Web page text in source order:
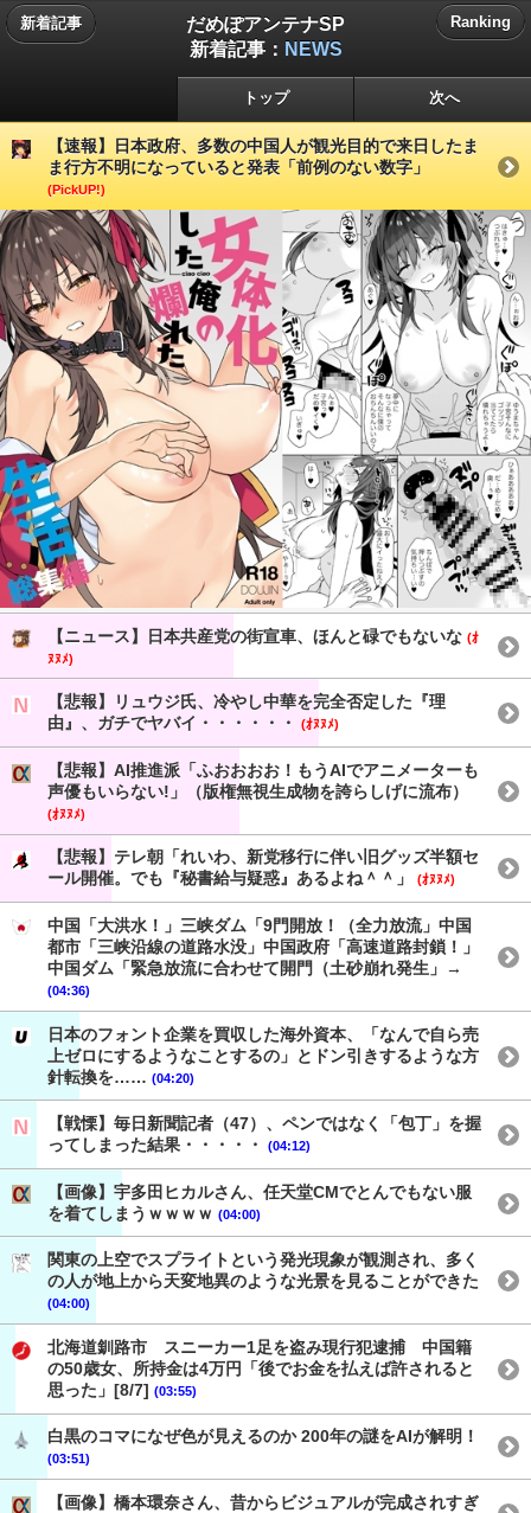
新着記事
だめぽアンテナSP
新着記事： NEWS
Ranking
トップ 次へ
【速報】日本政府、多数の中国人が観光目的で来日したま
ま行方不明になっていると発表「前例のない数字」
(PickUP!)
【ニュース】日本共産党の街宣車、ほんと碌でもないな (ｵ
ﾇﾇﾒ)
【悲報】リュウジ氏、冷やし中華を完全否定した『理
由』、ガチでヤバイ・・・・・・
(ｵﾇﾇﾒ)
【悲報】AI推進派「ふおおおお！もうAIでアニメーターも
声優もいらない!」（版権無視生成物を誇らしげに流布）
(ｵﾇﾇﾒ)
【悲報】テレ朝「れいわ、新党移行に伴い旧グッズ半額セ
ール開催。でも『秘書給与疑惑』あるよね＾＾」
(ｵﾇﾇﾒ)
中国「大洪水！」三峡ダム「9門開放！（全力放流」中国
都市「三峡沿線の道路水没」中国政府「高速道路封鎖！」
中国ダム「緊急放流に合わせて開門（土砂崩れ発生」→
(04:36)
日本のフォント企業を買収した海外資本、「なんで自ら売
上ゼロにするようなことするの」とドン引きするような方
針転換を…… (04:20)
【戦慄】毎日新聞記者（47）、ペンではなく「包丁」を握
ってしまった結果・・・・・
(04:12)
【画像】宇多田ヒカルさん、任天堂CMでとんでもない服
を着てしまうｗｗｗｗ (04:00)
関東の上空でスプライトという発光現象が観測され、多く
の人が地上から天変地異のような光景を見ることができた
(04:00)
北海道釧路市 スニーカー1足を盗み現行犯逮捕 中国籍
の50歳女、所持金は4万円「後でお金を払えば許されると
思った」[8/7] (03:55)
白黒のコマになぜ色が見えるのか 200年の謎をAIが解明！
(03:51)
【画像】橋本環奈さん、昔からビジュアルが完成されすぎ